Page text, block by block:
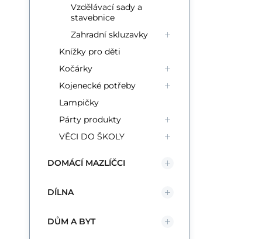
Vzdělávací sady a
stavebnice
Zahradní skluzavky
Knížky pro děti
Kočárky
Kojenecké potřeby
Lampičky
Párty produkty
VĚCI DO ŠKOLY
DOMÁCÍ MAZLÍČCI
DÍLNA
DŮM A BYT